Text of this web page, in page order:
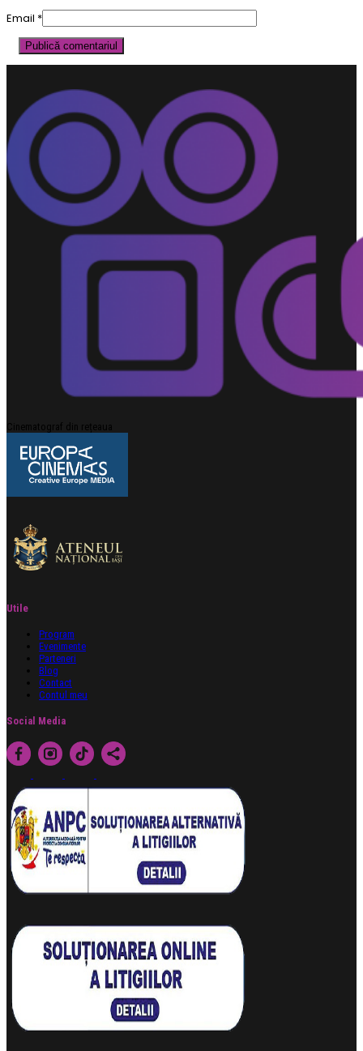
Email *
Cinematograf din rețeaua
Utile
Program
Evenimente
Parteneri
Blog
Contact
Contul meu
Social Media